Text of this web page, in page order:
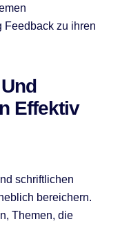
Feedback zu ihren
Effektiv
schriftlichen
bereichern.
Themen, die